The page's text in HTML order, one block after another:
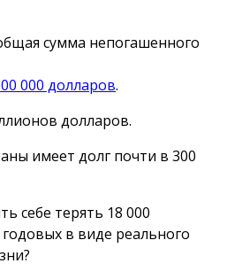
сумма непогашенного
000 долларов.
долларов.
имеет долг почти в 300
себе терять 18 000
в виде реального